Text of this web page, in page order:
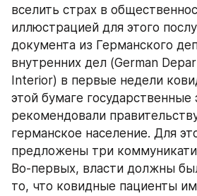
вселить страх в
иллюстрацией для этого
документа из Германского
внутренних дел (German
Interior) в первые недели
этой бумаге государственные
рекомендовали
германское население. Для
предложены три
Во-первых, власти должны
то, что ковидные пациенты